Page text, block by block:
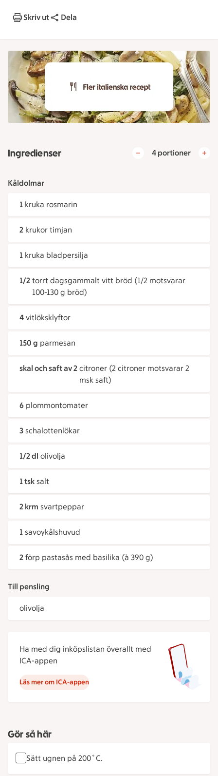
Skriv ut Dela
Ingredienser 4 portioner
Kåldolmar
1 kruka rosmarin
2 krukor timjan
1 kruka bladpersilja
1/2 torrt dagsgammalt vitt bröd (1/2 motsvarar
100-130 g bröd)
4 vitlöksklyftor
150 g parmesan
skal och saft av 2 citroner (2 citroner motsvarar 2
msk saft)
6 plommontomater
3 schalottenlökar
1/2 dl olivolja
1 tsk salt
2 krm svartpeppar
1 savoykålshuvud
2 förp pastasås med basilika (à 390 g)
Till pensling
olivolja
Ha med dig inköpslistan överallt med
ICA-appen
Läs mer om ICA-appen
Gör så här
Sätt ugnen på 200˚C.